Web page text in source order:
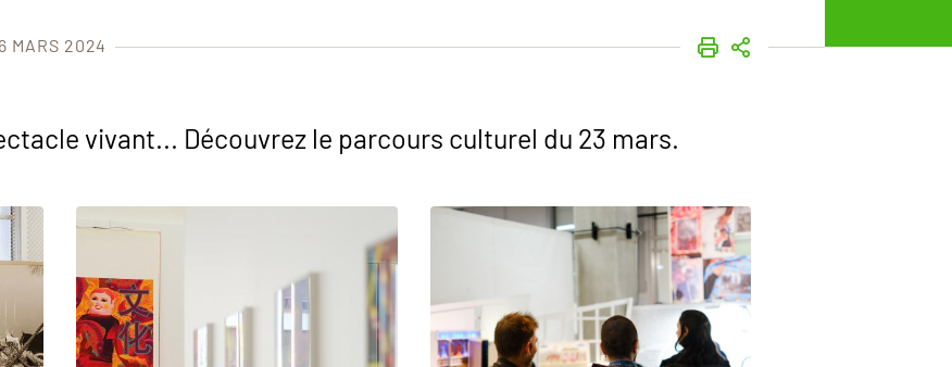
MARS 2024 IMPRIMER
PARTAGER
vivant... Découvrez le parcours culturel du 23 mars.